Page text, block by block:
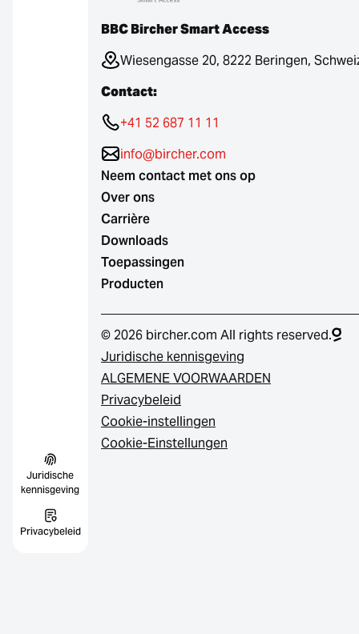
Juridische
kennisgeving
Privacybeleid
BBC Bircher Smart Access
Wiesengasse 20, 8222 Beringen,
Contact:
+41 52 687 11 11
info@bircher.com
Neem contact met ons op
Over ons
Carrière
Downloads
Toepassingen
Producten
© 2026 bircher.com All rights reserved.
Juridische kennisgeving
ALGEMENE VOORWAARDEN
Privacybeleid
Cookie-instellingen
Cookie-Einstellungen